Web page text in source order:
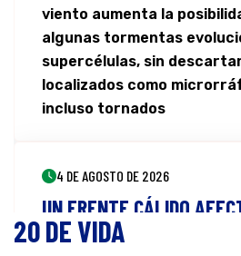
Hubo festejo en Rocha el
para el equipo de la familia
España, derrotó 2:1 a
la Segunda División del
celebró el título de la
27 DE JULIO DE 2026
ASÍ SE JUEGA LA ÚLTIMA
INTERMEDIO: CRUCE
viento aumenta la
algunas tormentas
supercélulas, sin
localizados como
incluso tornados
4 DE AGOSTO DE 2026
UN FRENTE CÁLIDO
CON LLUVIAS,
20 DE VIDA